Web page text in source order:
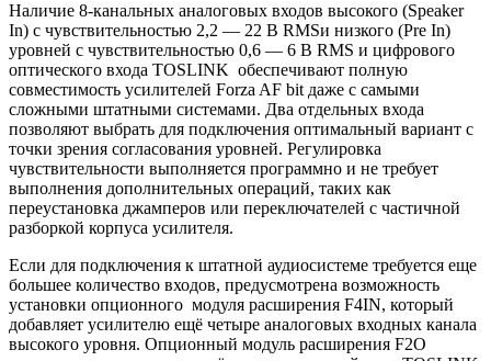
Наличие 8-канальных аналоговых входов высокого (Speaker
In) с чувствительностью 2,2 — 22 В RMSи низкого (Pre In)
уровней с чувствительностью 0,6 — 6 В RMS и цифрового
оптического входа TOSLINK обеспечивают полную
совместимость усилителей Forza AF bit даже с самыми
сложными штатными системами. Два отдельных входа
позволяют выбрать для подключения оптимальный вариант с
точки зрения согласования уровней. Регулировка
чувствительности выполняется программно и не требует
выполнения дополнительных операций, таких как
переустановка джамперов или переключателей с частичной
разборкой корпуса усилителя.
Если для подключения к штатной аудиосистеме требуется еще
большее количество входов, предусмотрена возможность
установки опционного модуля расширения F4IN, который
добавляет усилителю ещё четыре аналоговых входных канала
высокого уровня. Опционный модуль расширения F2O